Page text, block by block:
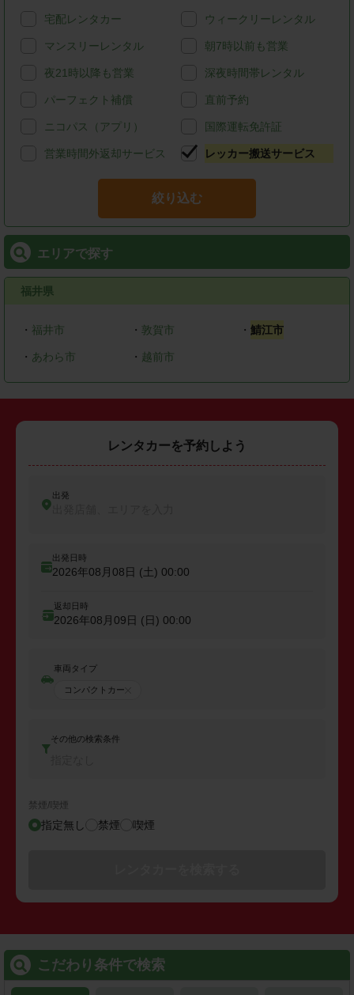
宅配レンタカー ウィークリーレンタル
マンスリーレンタル 朝7時以前も営業
夜21時以降も営業 深夜時間帯レンタル
パーフェクト補償 直前予約
ニコパス（アプリ） 国際運転免許証
営業時間外返却サービス レッカー搬送サービス
絞り込む
エリアで探す
福井県
・ 福井市 ・ 敦賀市 ・鯖江市
・ あわら市 ・ 越前市
レンタカーを予約しよう
出発
出発日時
2026年08月08日 (土) 00:00
返却日時
2026年08月09日 (日) 00:00
車両タイプ
コンパクトカー
その他の検索条件
禁煙/喫煙
指定無し 禁煙 喫煙
こだわり条件で検索